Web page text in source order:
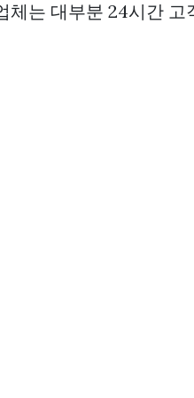
체는 대부분 24시간 고